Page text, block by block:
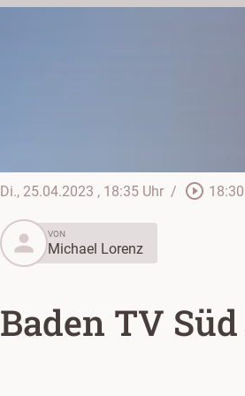
Di., 25.04.2023 , 18:35 Uhr / play_circle_outline 18:30
person
VON
Michael Lorenz
Baden TV